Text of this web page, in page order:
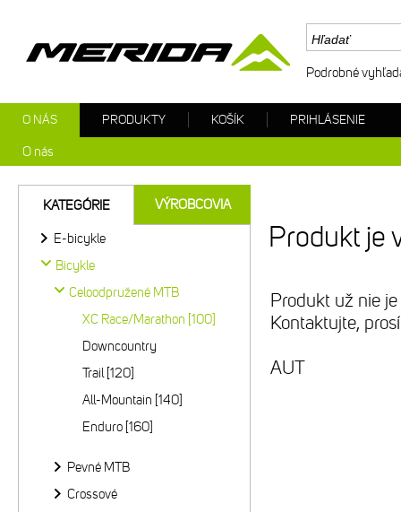
Produkt je
Produkt už nie
Kontaktujte,
AUT
KATEGÓRIE VÝROBCOVIA
E-bicykle
Bicykle
Celoodpružené MTB
XC Race/Marathon [100]
Downcountry
Trail [120]
All-Mountain [140]
Enduro [160]
Pevné MTB
Crossové
Podrobné
O NÁS
O nás
PRODUKTY KOŠÍK PRIHLÁSENIE